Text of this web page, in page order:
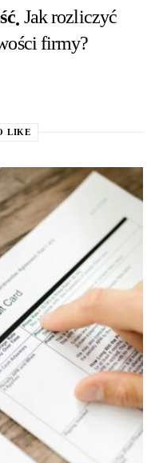
Jak rozliczyć
firmy?
LIKE